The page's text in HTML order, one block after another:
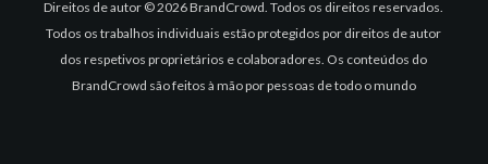
Direitos de autor © 2026 BrandCrowd. Todos os direitos reservados.
Todos os trabalhos individuais estão protegidos por direitos de autor
dos respetivos proprietários e colaboradores. Os conteúdos do
BrandCrowd são feitos à mão por pessoas de todo o mundo